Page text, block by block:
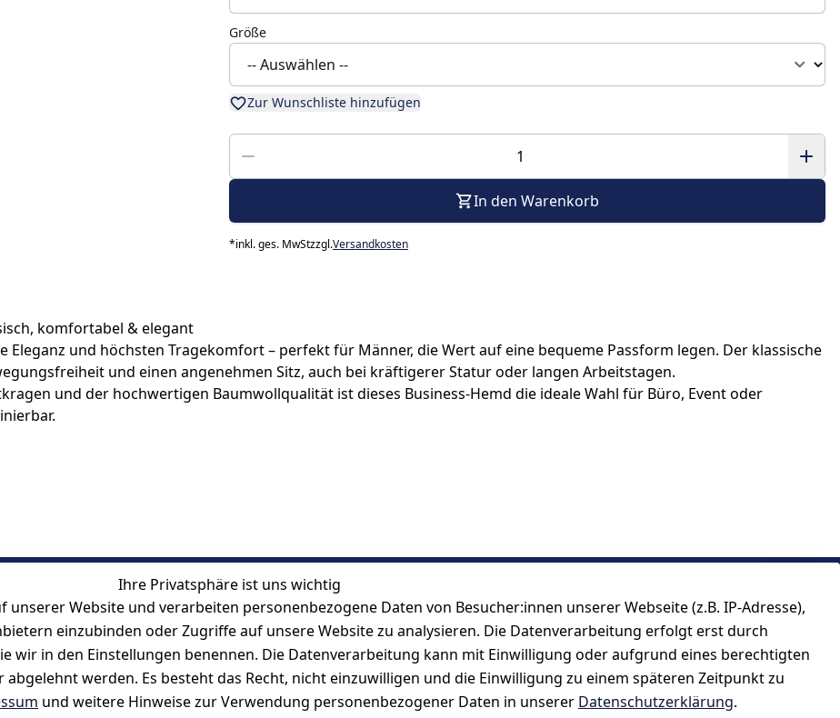
Größe
Zur Wunschliste hinzufügen
In den Warenkorb
*inkl. ges. MwStzzgl.Versandkosten
komfortabel & elegant
Eleganz und höchsten Tragekomfort – perfekt für Männer, die Wert auf eine bequeme Passform legen. Der klassische
und einen angenehmen Sitz, auch bei kräftigerer Statur oder langen Arbeitstagen.
und der hochwertigen Baumwollqualität ist dieses Business-Hemd die ideale Wahl für Büro, Event oder
Ihre Privatsphäre ist uns wichtig
Website und verarbeiten personenbezogene Daten von Besucher:innen unserer Webseite (z.B. IP-Adresse),
einzubinden oder Zugriffe auf unsere Website zu analysieren. Die Datenverarbeitung erfolgt erst durch
wir in den Einstellungen benennen. Die Datenverarbeitung kann mit Einwilligung oder aufgrund eines berechtigten
werden. Es besteht das Recht, nicht einzuwilligen und die Einwilligung zu einem späteren Zeitpunkt zu
und weitere Hinweise zur Verwendung personenbezogener Daten in unserer Datenschutzerklärung.